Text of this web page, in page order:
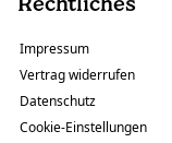
Impressum
Vertrag widerrufen
Datenschutz
Cookie-Einstellungen